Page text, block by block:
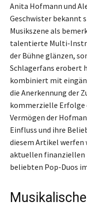
Anita Hofmann und
Geschwister bekannt
Musikszene als
talentierte Multi-
der Bühne glänzen,
Schlagerfans erobert
kombiniert mit
die Anerkennung der
kommerzielle Erfolge
Vermögen der
Einfluss und ihre
diesem Artikel werfen
aktuellen finanziellen
beliebten Pop-Duos